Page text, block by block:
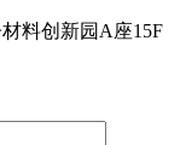
料创新园A座15F